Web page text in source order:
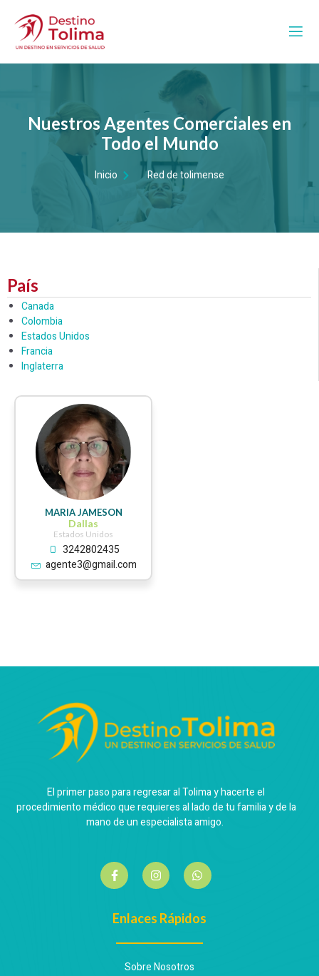
Nuestros Agentes Comerciales en
Todo el Mundo
Inicio Red de tolimense
País
Canada
Colombia
Estados Unidos
Francia
Inglaterra
MARIA JAMESON
Dallas
Estados Unidos
3242802435
agente3@gmail.com
El primer paso para regresar al Tolima y hacerte el
procedimiento médico que requieres al lado de tu familia y de la
mano de un especialista amigo.
Enlaces Rápidos
Sobre Nosotros